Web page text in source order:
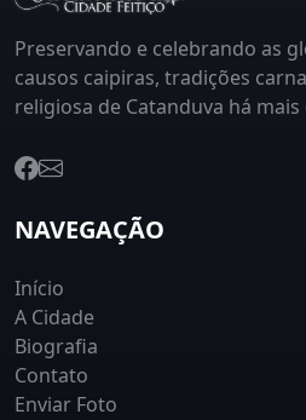
Preservando e celebrando as
causos caipiras, tradições
religiosa de Catanduva há mais
NAVEGAÇÃO
Início
A Cidade
Biografia
Contato
Enviar Foto